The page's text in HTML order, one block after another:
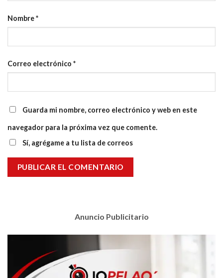
Nombre*
Correo electrónico *
Guarda mi nombre, correo electrónico y web en este
navegador para la próxima vez que comente.
Sí, agrégame a tu lista de correos
Anuncio Publicitario